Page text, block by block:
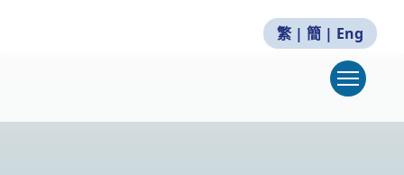
繁 | 簡 | Eng